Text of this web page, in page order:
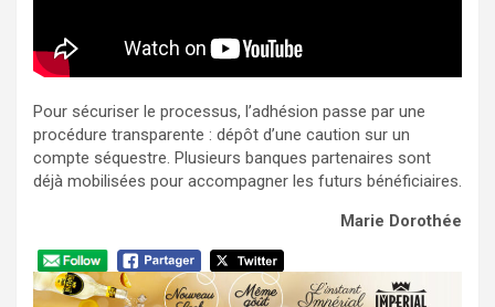
Pour sécuriser le processus, l’adhésion passe par une
procédure transparente : dépôt d’une caution sur un
compte séquestre. Plusieurs banques partenaires sont
déjà mobilisées pour accompagner les futurs bénéficiaires.
Marie Dorothée